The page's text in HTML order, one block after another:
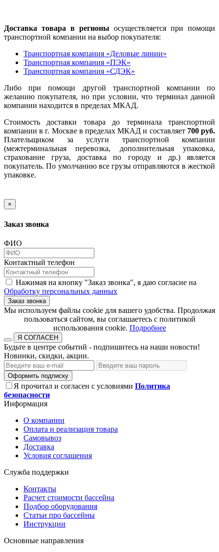
Доставка товара в регионы осуществляется при помощи
транспортной компании на выбор покупателя:
Транспортная компания «Деловые линии»
Транспортная компания «ПЭК»
Транспортная компания «СДЭК»
Либо при помощи другой транспортной компании по
желанию покупателя, но при условии, что терминал данной
компании находится в пределах МКАД.
Стоимость доставки товара до терминала транспортной
компании в г. Москве в пределах МКАД и составляет 700 руб.
Плательщиком за услуги транспортной компании
(межтерминальная перевозка, дополнительная упаковка,
страхование груза, доставка по городу и др.) является
покупатель. По умолчанию все грузы отправляются в жесткой
упаковке.
×
Заказ звонка
ФИО
Контактный телефон
Нажимая на кнопку "Заказ звонка", я даю согласие на
Обработку персональных данных
Заказ звонка
​​​​​​​Мы используем файлы cookie для вашего удобства. Продолжая
пользоваться сайтом, вы соглашаетесь с политикой
использования cookie.​​​​​​​ Подробнее
Я СОГЛАСЕН
Будьте в центре событий - подпишитесь на наши новости!
Новинки, скидки, акции.
Оформить подписку
Я прочитал и согласен с условиями Политика
безопасности
Информация
О компании
Оплата и реализация товара
Самовывоз
Доставка
Условия соглашения
Служба поддержки
Контакты
Расчет стоимости бассейна
Подбор оборудования
Статьи про бассейны
Инструкции
Основные направления